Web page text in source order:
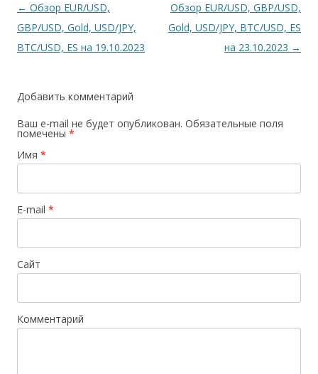
Навигация
по
записям
← Обзор EUR/USD,
GBP/USD, Gold, USD/JPY,
BTC/USD, ES на 19.10.2023
Обзор EUR/USD, GBP/USD,
Gold, USD/JPY, BTC/USD, ES
на 23.10.2023 →
Добавить комментарий
Ваш e-mail не будет опубликован. Обязательные поля
помечены *
Имя *
E-mail *
Сайт
Комментарий